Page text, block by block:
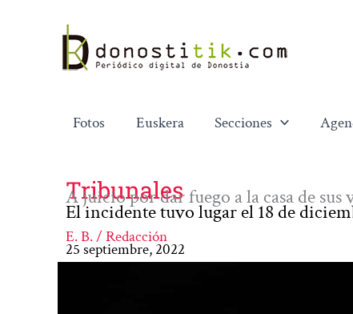
contenido
Fotos Euskera Secciones
Tribunales
A juicio por dar fuego a la casa de
El incidente tuvo lugar el 18 de
E. B. / Redacción
25 septiembre, 2022